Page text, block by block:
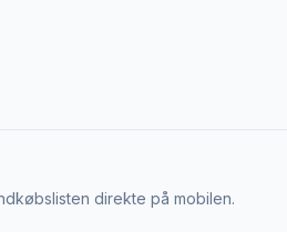
direkte på mobilen.